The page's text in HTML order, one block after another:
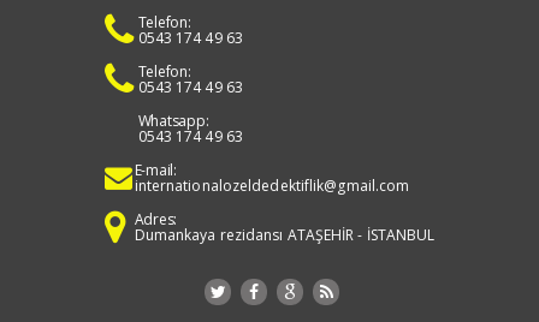
Telefon:
0543 174 49 63
Telefon:
0543 174 49 63
Whatsapp:
0543 174 49 63
E-mail:
internationalozeldedektiflik@gmail.com
Adres:
Dumankaya rezidansı ATAŞEHİR - İSTANBUL